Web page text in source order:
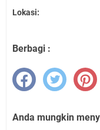
Lokasi:
Berbagi :
Anda mungkin